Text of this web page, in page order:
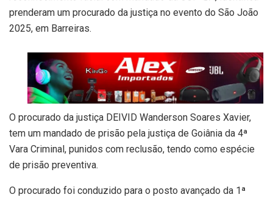
prenderam um procurado da justiça no evento do São João
2025, em Barreiras.
O procurado da justiça DEIVID Wanderson Soares Xavier,
tem um mandado de prisão pela justiça de Goiânia da 4ª
Vara Criminal, punidos com reclusão, tendo como espécie
de prisão preventiva.
O procurado foi conduzido para o posto avançado da 1ª